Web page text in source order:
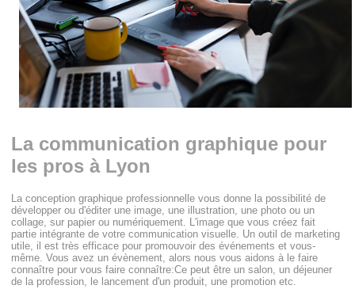
La communication graphique pour
les pros à Lyon
La conception graphique professionnelle vous donne la possibilité de
développer ou d'éditer une image, une illustration, une photo ou un
collage, sur papier ou numériquement. L'image que vous créez fait
partie intégrante de votre communication visuelle. Un outil de marketing
utile, il est très efficace pour promouvoir des événements et vous-
même. Vous avez un évènement, alors nous vous aidons à le faire
connaître pour vous faire connaître:Ce peut être un salon, un déjeuner
de la profession, le lancement d'un produit, une promotion etc.